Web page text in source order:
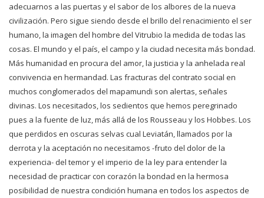
adecuarnos a las puertas y el sabor de los albores de la nueva
civilización. Pero sigue siendo desde el brillo del renacimiento el ser
humano, la imagen del hombre del Vitrubio la medida de todas las
cosas. El mundo y el país, el campo y la ciudad necesita más bondad.
Más humanidad en procura del amor, la justicia y la anhelada real
convivencia en hermandad. Las fracturas del contrato social en
muchos conglomerados del mapamundi son alertas, señales
divinas. Los necesitados, los sedientos que hemos peregrinado
pues a la fuente de luz, más allá de los Rousseau y los Hobbes. Los
que perdidos en oscuras selvas cual Leviatán, llamados por la
derrota y la aceptación no necesitamos -fruto del dolor de la
experiencia- del temor y el imperio de la ley para entender la
necesidad de practicar con corazón la bondad en la hermosa
posibilidad de nuestra condición humana en todos los aspectos de